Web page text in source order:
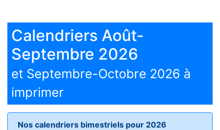
Calendriers Août-
Septembre 2026
et Septembre-Octobre 2026 à
imprimer
Nos calendriers bimestriels pour 2026